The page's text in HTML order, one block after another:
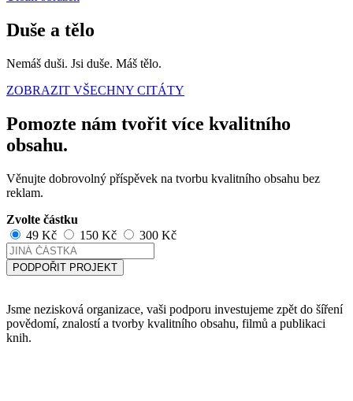
Duše a tělo
Nemáš duši. Jsi duše. Máš tělo.
ZOBRAZIT VŠECHNY CITÁTY
Pomozte nám tvořit více kvalitního
obsahu.
Věnujte dobrovolný příspěvek na tvorbu kvalitního obsahu bez
reklam.
Zvolte částku
49 Kč
150 Kč 300 Kč
PODPOŘIT PROJEKT
Jsme nezisková organizace, vaši podporu investujeme zpět do šíření
povědomí, znalostí a tvorby kvalitního obsahu, filmů a publikaci
knih.